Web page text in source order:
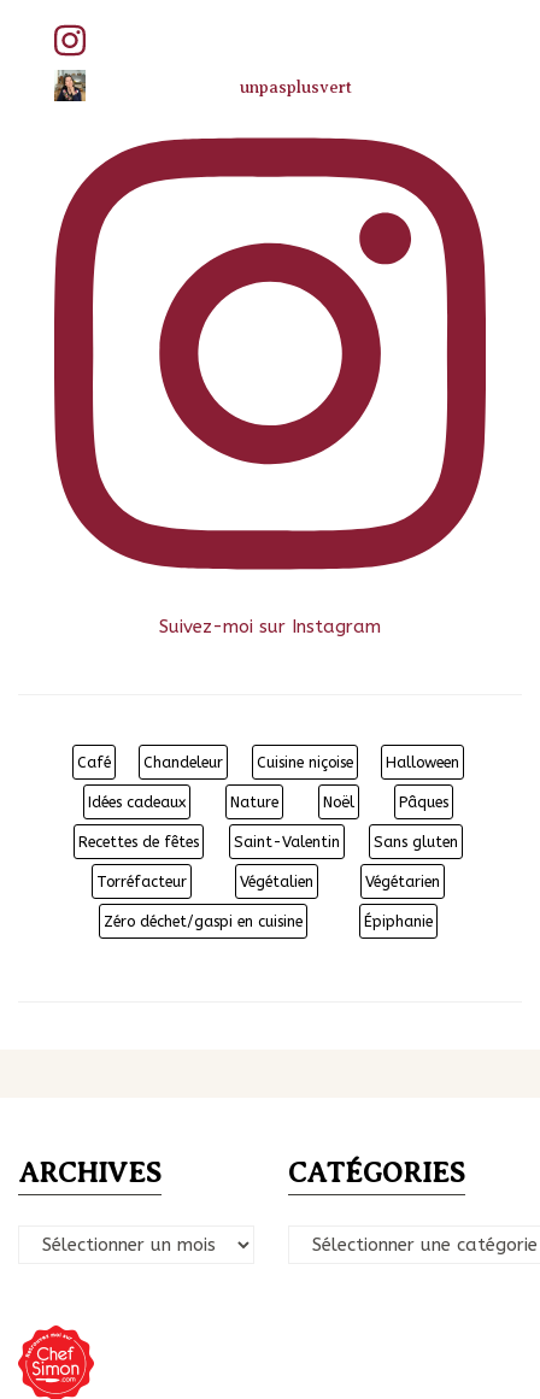
unpasplusvert
Suivez-moi sur Instagram
Café Chandeleur Cuisine niçoise Halloween
Idées cadeaux Nature Noël Pâques
Recettes de fêtes Saint-Valentin Sans gluten
Torréfacteur Végétalien Végétarien
Zéro déchet/gaspi en cuisine Épiphanie
ARCHIVES
Archives
CATÉGORIES
Catégories